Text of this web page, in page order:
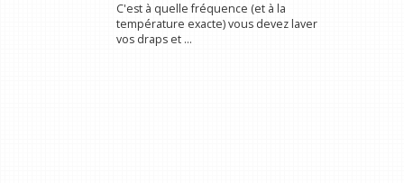
C'est à quelle fréquence (et à la
température exacte) vous devez laver
vos draps et ...